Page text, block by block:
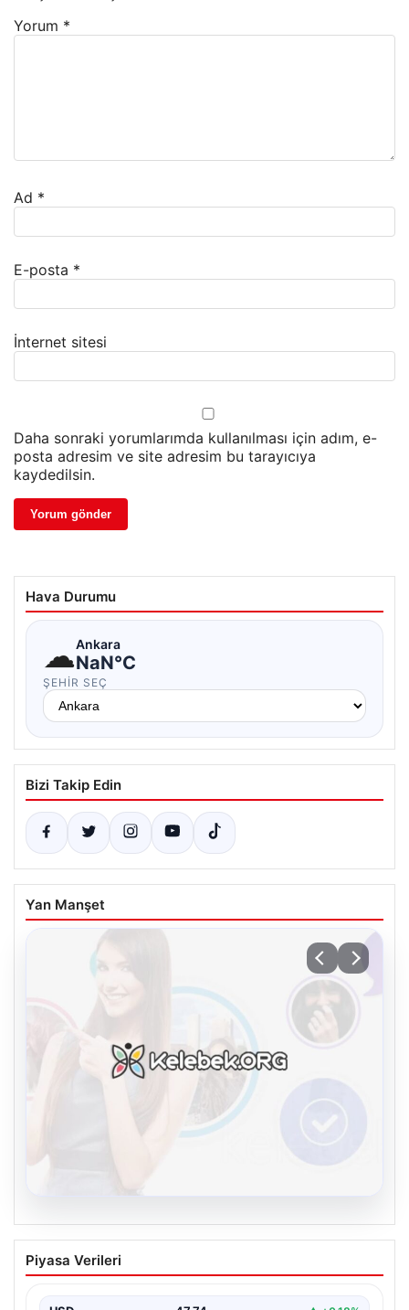
Yorum *
Ad *
E-posta *
İnternet sitesi
Daha sonraki yorumlarımda kullanılması için adım, e-
posta adresim ve site adresim bu tarayıcıya
kaydedilsin.
Hava Durumu
☁Ankara
NaN°C
ŞEHIR SEÇ
Bizi Takip Edin
Yan Manşet
08.08.2026
Kelebek chat adresi İle Sanal İletişimin
Güvenli Adresi Ve Chat Deneyimi
kurması ciddi bir değer barındırmaktadır. Günümüzde
Piyasa Verileri